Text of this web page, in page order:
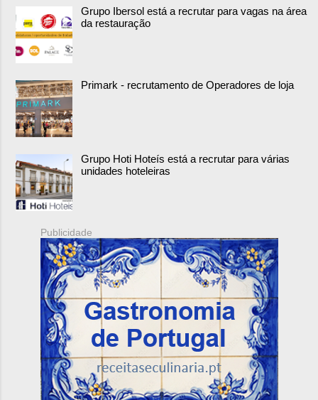
Grupo Ibersol está a recrutar para vagas na área
da restauração
Primark - recrutamento de Operadores de loja
Grupo Hoti Hoteís está a recrutar para várias
unidades hoteleiras
Publicidade